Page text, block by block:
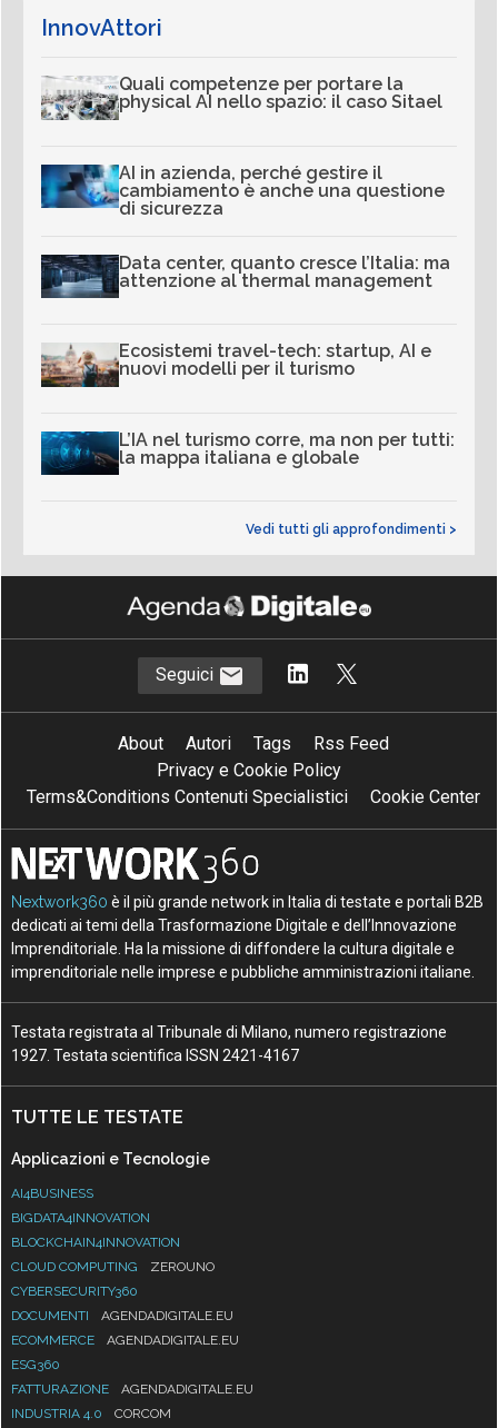
InnovAttori
Quali competenze per portare la
physical AI nello spazio: il caso Sitael
AI in azienda, perché gestire il
cambiamento è anche una questione
di sicurezza
Data center, quanto cresce l’Italia: ma
attenzione al thermal management
Ecosistemi travel-tech: startup, AI e
nuovi modelli per il turismo
L’IA nel turismo corre, ma non per tutti:
la mappa italiana e globale
Vedi tutti gli approfondimenti >
Seguici
About Autori Tags
Rss Feed
Privacy e Cookie Policy
Terms&Conditions Contenuti Specialistici
Cookie Center
Nextwork360 è il più grande network in Italia di testate e portali B2B
dedicati ai temi della Trasformazione Digitale e dell’Innovazione
Imprenditoriale. Ha la missione di diffondere la cultura digitale e
imprenditoriale nelle imprese e pubbliche amministrazioni italiane.
Testata registrata al Tribunale di Milano, numero registrazione
1927. Testata scientifica ISSN 2421-4167
TUTTE LE TESTATE
Applicazioni e Tecnologie
AI4BUSINESS
BIGDATA4INNOVATION
BLOCKCHAIN4INNOVATION
CLOUD COMPUTING
ZEROUNO
CYBERSECURITY360
DOCUMENTI
AGENDADIGITALE.EU
ECOMMERCE
AGENDADIGITALE.EU
ESG360
FATTURAZIONE
AGENDADIGITALE.EU
INDUSTRIA 4.0
CORCOM